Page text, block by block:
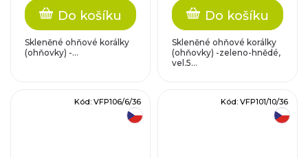
Do košíku
Skleněné ohňové korálky
(ohňovky) -...
Do košíku
Skleněné ohňové korálky
(ohňovky) -zeleno-hnědé,
vel.5...
Kód: VFP106/6/36 Kód: VFP101/10/36